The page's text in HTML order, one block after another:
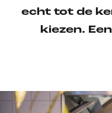
echt tot de
kiezen.